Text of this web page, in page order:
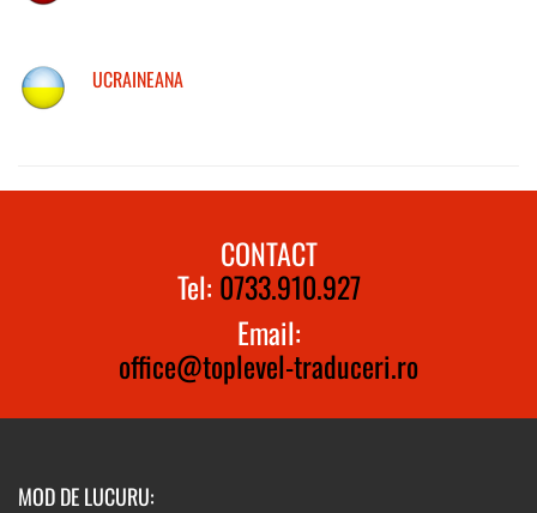
UCRAINEANA
CONTACT
Tel: 0733.910.927
Email:
office@toplevel-traduceri.ro
MOD DE LUCURU: